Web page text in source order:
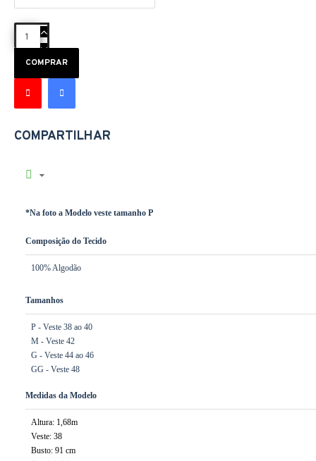
COMPRAR
COMPARTILHAR
*Na foto a Modelo veste tamanho P
Composição do Tecido
100% Algodão
Tamanhos
P - Veste 38 ao 40
M - Veste 42
G - Veste 44 ao 46
GG - Veste 48
Medidas da Modelo
Altura: 1,68m
Veste: 38
Busto: 91 cm